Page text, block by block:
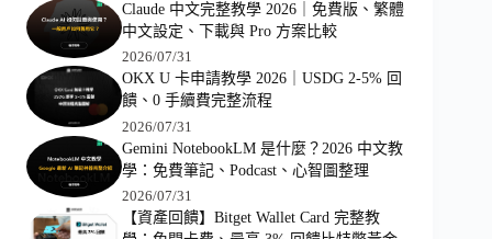
Claude 中文完整教學 2026｜免費版、繁體
中文設定、下載與 Pro 方案比較
2026/07/31
OKX U 卡申請教學 2026｜USDG 2-5% 回
饋、0 手續費完整流程
2026/07/31
Gemini NotebookLM 是什麼？2026 中文教
學：免費筆記、Podcast、心智圖整理
2026/07/31
【資產回饋】Bitget Wallet Card 完整教